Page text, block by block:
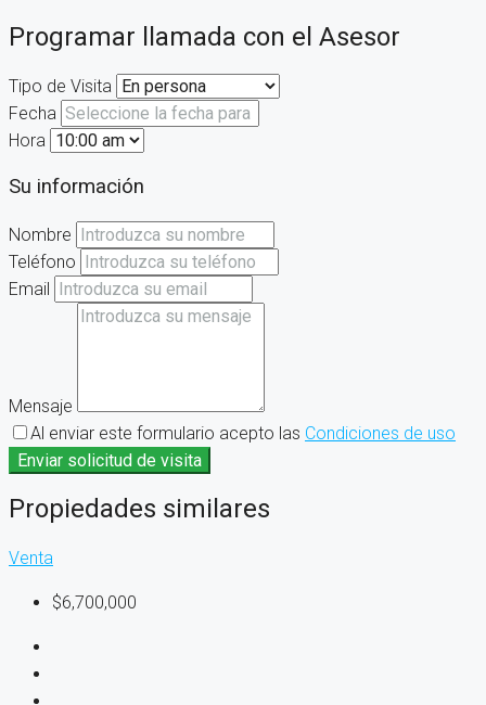
Programar llamada con el Asesor
Tipo de Visita
Fecha
Hora
Su información
Nombre
Teléfono
Email
Mensaje
Al enviar este formulario acepto las Condiciones de uso
Enviar solicitud de visita
Propiedades similares
Venta
$6,700,000